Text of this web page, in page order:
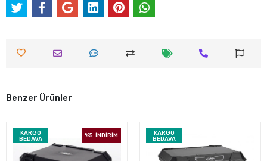
Benzer Ürünler
KARGO
BEDAVA
%5 İNDİRİM
KARGO
BEDAVA